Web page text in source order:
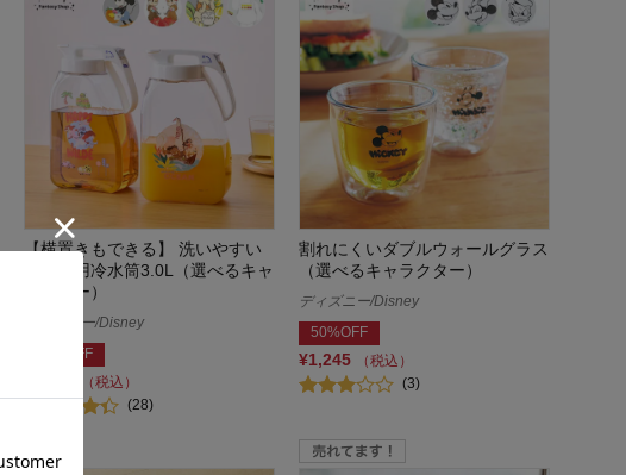
【横置きもできる】 洗いやすい
縦横兼用冷水筒3.0L（選べるキャ
ラクター）
ディズニー/Disney
15%OFF
（税込）
(28)
割れにくいダブルウォールグラス
（選べるキャラクター）
ディズニー/Disney
50%OFF
¥1,245
（税込）
(3)